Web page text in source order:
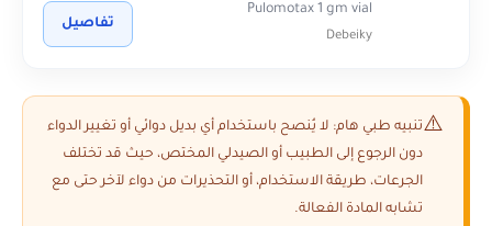
Pulomotax 1 gm vial
Debeiky
تفاصيل
تنبيه طبي هام: لا يُنصح باستخدام أي بديل دوائي أو تغيير الدواء
دون الرجوع إلى الطبيب أو الصيدلي المختص، حيث قد تختلف
الجرعات، طريقة الاستخدام، أو التحذيرات من دواء لآخر حتى مع
تشابه المادة الفعالة.